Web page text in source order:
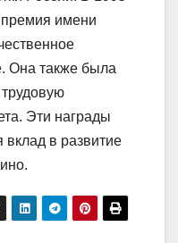
имени
Она также была
Эти награды
в развитие